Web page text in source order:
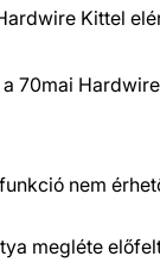
Kittel
70mai
nem
megléte